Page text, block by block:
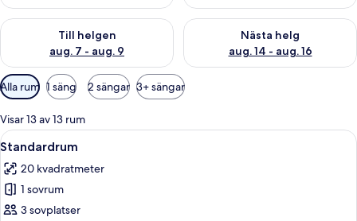
Till helgen
aug. 7 - aug. 9
Kontrollera tillgängligheten för den här helgen aug. 7 - aug. 9
Nästa helg
aug. 14 - aug. 16
Kontrollera tillgängligheten
Tillgängliga
filter
för
rum
Alla rum 1 säng 2 sängar 3+ sängar
Visar 13 av 13 rum
Öppna
alla
foton
för
Standardrum
Ett hotellrum med en stor säng, ett
5
Standardrum
20 kvadratmeter
1 sovrum
3 sovplatser